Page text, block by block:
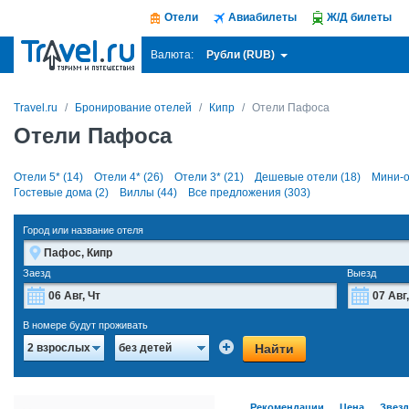
Отели Авиабилеты Ж/Д билеты
Валюта: Рубли (RUB)
Travel.ru Бронирование отелей Кипр Отели Пафоса
Отели Пафоса
Отели 5* (14) Отели 4* (26) Отели 3* (21) Дешевые отели (18)
Мини-
Гостевые дома (2)
Виллы (44) Все предложения (303)
Город или название отеля
Заезд
Пн Вт Ср Чт Пт Сб Вс
27 28 29 30 1 2
Выезд
В номере будут проживать
2 взрослых без детей Найти